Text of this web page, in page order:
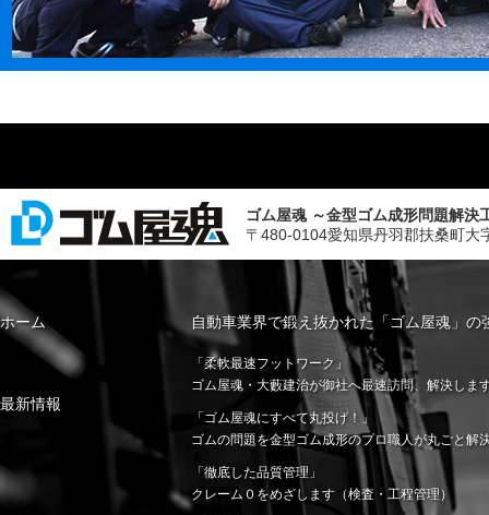
ゴム屋魂 ～金型ゴム成形問題解決
〒480-0104愛知県丹羽郡扶桑町
ホーム
最新情報
自動車業界で鍛え抜かれた「ゴム屋魂」の
「柔軟最速フットワーク」
ゴム屋魂・大藪建治が御社へ最速訪問、解決しま
「ゴム屋魂にすべて丸投げ！」
ゴムの問題を金型ゴム成形のプロ職人が丸ごと解
「徹底した品質管理」
クレーム０をめざします（検査・工程管理）